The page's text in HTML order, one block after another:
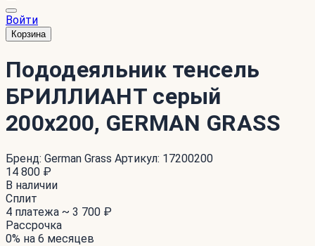
Войти
Корзина
Пододеяльник тенсель
БРИЛЛИАНТ серый
200x200, GERMAN GRASS
Бренд: German Grass Артикул: 17200200
14 800 ₽
В наличии
Сплит
4 платежа ~ 3 700 ₽
Рассрочка
0% на 6 месяцев